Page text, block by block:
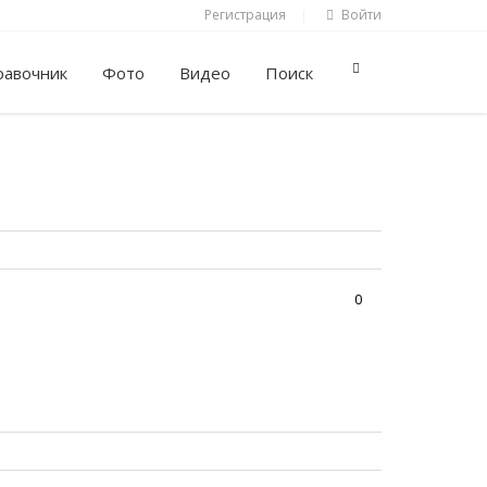
Регистрация Войти
Фото Видео Поиск
0